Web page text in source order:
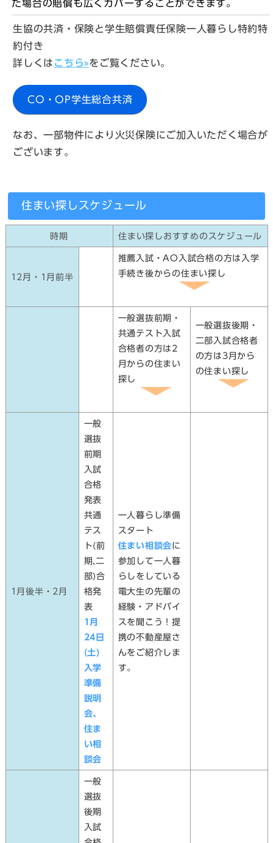
た場合の賠償も広くカバーすることができます。
生協の共済・保険と学生賠償責任保険一人暮らし特約特
約付き
詳しくは こちら»をご覧ください。
CO・OP学生総合共済
なお、一部物件により火災保険にご加入いただく場合が
ございます。
住まい探しスケジュール
時期 住まい探しおすすめのスケジュール
12月・1月前半
推薦入試・AO入試合格の方は入学
手続き後からの住まい探し
一般選抜前期・
共通テスト入試
合格者の方は2
月からの住まい
探し
一般選抜後期・
二部入試合格者
の方は3月から
の住まい探し
1月後半・2月
一般
選抜
前期
入試
合格
発表
共通
テス
ト(前
期,二
部)合
格発
表
1月
24日
(土)
入学
準備
説明
会、
住ま
い相
談会
一人暮らし準備
スタート
住まい相談会に
参加して一人暮
らしをしている
電大生の先輩の
経験・アドバイ
スを聞こう！提
携の不動産屋さ
んをご紹介しま
す。
一般
選抜
後期
入試